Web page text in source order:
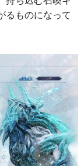
るものになって